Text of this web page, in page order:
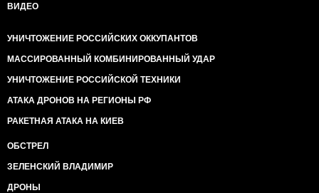
ВИДЕО
УНИЧТОЖЕНИЕ РОССИЙСКИХ ОККУПАНТОВ
МАССИРОВАННЫЙ КОМБИНИРОВАННЫЙ УДАР
УНИЧТОЖЕНИЕ РОССИЙСКОЙ ТЕХНИКИ
АТАКА ДРОНОВ НА РЕГИОНЫ РФ
РАКЕТНАЯ АТАКА НА КИЕВ
ОБСТРЕЛ
ЗЕЛЕНСКИЙ ВЛАДИМИР
ДРОНЫ